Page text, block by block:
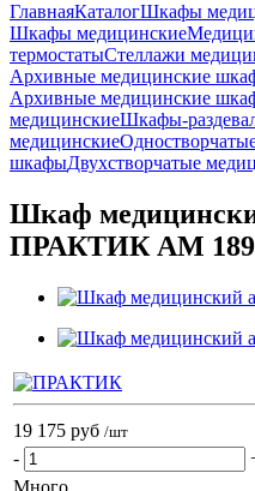
ГлавнаяКаталогШкафы
Шкафы медицинские
термостатыСтеллажи
Архивные медицинские
Архивные медицинские
медицинскиеШкафы-
медицинские
шкафыДвухстворчатые
Шкаф
ПРАКТИК AM
19 175 руб /шт
-
Много